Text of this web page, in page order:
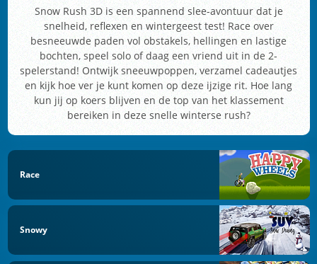
Snow Rush 3D is een spannend slee-avontuur dat je
snelheid, reflexen en wintergeest test! Race over
besneeuwde paden vol obstakels, hellingen en lastige
bochten, speel solo of daag een vriend uit in de 2-
spelerstand! Ontwijk sneeuwpoppen, verzamel cadeautjes
en kijk hoe ver je kunt komen op deze ijzige rit. Hoe lang
kun jij op koers blijven en de top van het klassement
bereiken in deze snelle winterse rush?
Race
Snowy